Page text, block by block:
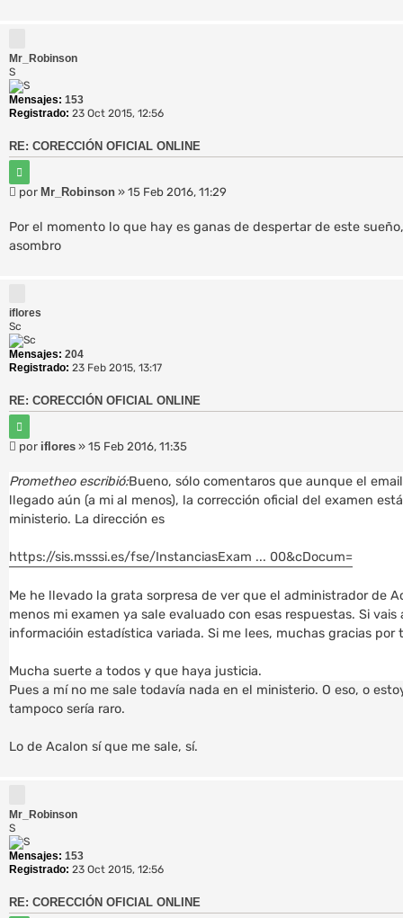
Mr_Robinson
S
Mensajes: 153
Registrado: 23 Oct 2015, 12:56
RE: CORECCIÓN OFICIAL ONLINE
i
t
M
n
a
e
por Mr_Robinson » 15 Feb 2016, 11:29
Por el momento lo que hay es ganas de despertar de este
asombro
iflores
Sc
Mensajes: 204
Registrado: 23 Feb 2015, 13:17
RE: CORECCIÓN OFICIAL ONLINE
i
t
M
n
a
j
por iflores » 15 Feb 2016, 11:35
Prometheo escribió:Bueno, sólo comentaros que aunque el
llegado aún (a mi al menos), la corrección oficial del examen
ministerio. La dirección es
https://sis.msssi.es/fse/InstanciasExam ... 00&cDocum=
Me he llevado la grata sorpresa de ver que el administrador de
menos mi examen ya sale evaluado con esas respuestas. Si vais
informacióin estadística variada. Si me lees, muchas gracias por
Mucha suerte a todos y que haya justicia.
Pues a mí no me sale todavía nada en el ministerio. O eso, o
tampoco sería raro.
Lo de Acalon sí que me sale, sí.
Mr_Robinson
S
Mensajes: 153
Registrado: 23 Oct 2015, 12:56
RE: CORECCIÓN OFICIAL ONLINE